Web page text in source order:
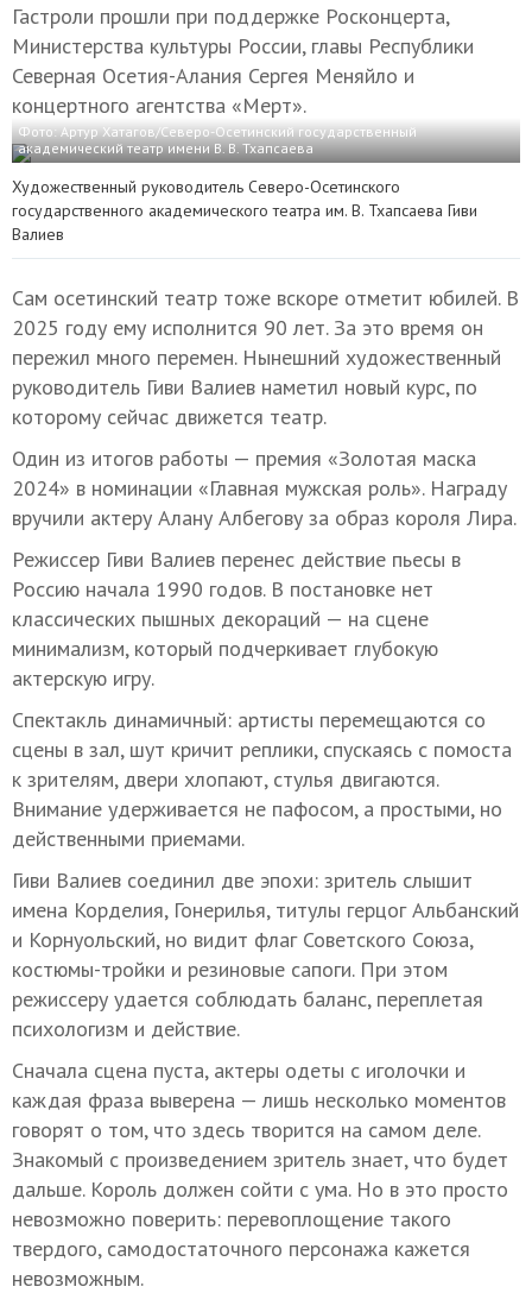
Гастроли прошли при поддержке Росконцерта,
Министерства культуры России, главы Республики
Северная Осетия-Алания Сергея Меняйло и
концертного агентства «Мерт».
Фото: Артур Хатагов/Северо-Осетинский государственный
академический театр имени В. В. Тхапсаева
Художественный руководитель Северо-Осетинского
государственного академического театра им. В. Тхапсаева Гиви
Валиев
Сам осетинский театр тоже вскоре отметит юбилей. В
2025 году ему исполнится 90 лет. За это время он
пережил много перемен. Нынешний художественный
руководитель Гиви Валиев наметил новый курс, по
которому сейчас движется театр.
Один из итогов работы — премия «Золотая маска
2024» в номинации «Главная мужская роль». Награду
вручили актеру Алану Албегову за образ короля Лира.
Режиссер Гиви Валиев перенес действие пьесы в
Россию начала 1990 годов. В постановке нет
классических пышных декораций — на сцене
минимализм, который подчеркивает глубокую
актерскую игру.
Спектакль динамичный: артисты перемещаются со
сцены в зал, шут кричит реплики, спускаясь с помоста
к зрителям, двери хлопают, стулья двигаются.
Внимание удерживается не пафосом, а простыми, но
действенными приемами.
Гиви Валиев соединил две эпохи: зритель слышит
имена Корделия, Гонерилья, титулы герцог Альбанский
и Корнуольский, но видит флаг Советского Союза,
костюмы-тройки и резиновые сапоги. При этом
режиссеру удается соблюдать баланс, переплетая
психологизм и действие.
Сначала сцена пуста, актеры одеты с иголочки и
каждая фраза выверена — лишь несколько моментов
говорят о том, что здесь творится на самом деле.
Знакомый с произведением зритель знает, что будет
дальше. Король должен сойти с ума. Но в это просто
невозможно поверить: перевоплощение такого
твердого, самодостаточного персонажа кажется
невозможным.